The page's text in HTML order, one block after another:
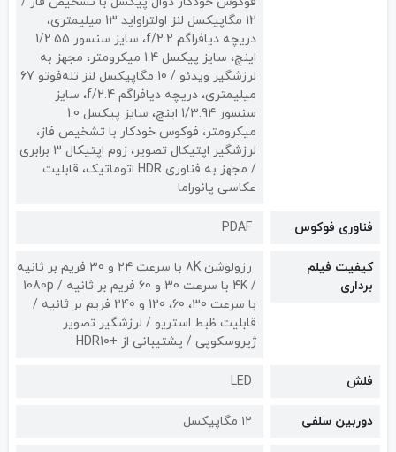
12 مگاپیکسل لنز اولتراواید 13 میلیمتری،
دریچه دیافراگم f/2.2، سایز سنسور 1/2.55
اینچ، سایز پیکسل 1.4 میکرومتر، مجهز به
لرزشگیر ویدئو / 10 مگاپیکسل لنز تله‌‌فوتو 67
میلیمتری، دریچه دیافراگم f/2.4، سایز
سنسور 1/3.94 اینچ، سایز پیکسل 1.0
میکرومتر، فوکوس خودکار با تشخیص فاز،
لرزشگیر اپتیکال تصویر، زوم اپتیکال 3 برابری
/ مجهز به فناوری HDR اتوماتیک، قابلیت
عکاسی پانوراما
فناوری فوکوس PDAF
کیفیت فیلم
برداری
رزولوشن 8K با سرعت 24 و 30 فریم بر ثانیه
/ 4K با سرعت 30 و 60 فریم بر ثانیه / 1080p
با سرعت 30، 60، 120 و 240 فریم بر ثانیه /
قابلیت ظبط استریو / لرزشگیر تصویر
ژیروسکوپی / پشتیبانی از +HDR10
فلش LED
دوربین سلفی ۱۲ مگاپیکسل